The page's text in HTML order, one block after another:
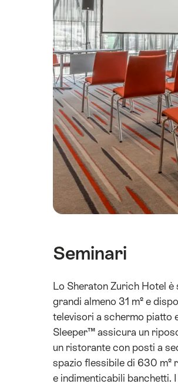
Seminari
Lo Sheraton Zurich Hotel
grandi almeno 31 m² e
televisori a schermo piatto
Sleeper™ assicura un
un ristorante con posti a
spazio flessibile di 630 m²
e indimenticabili banchetti.